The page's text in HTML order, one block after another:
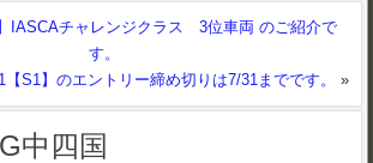
IASCAチャレンジクラス 3位車両 のご紹介で
す。
【S1】のエントリー締め切りは7/31までです。
»
中四国